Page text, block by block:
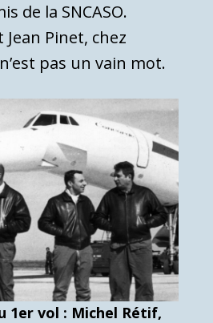
de la SNCASO.
Jean Pinet, chez
pas un vain mot.
1er vol : Michel Rétif,